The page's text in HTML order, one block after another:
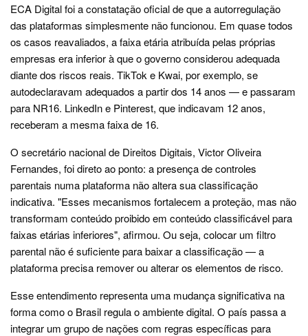
ECA Digital foi a constatação oficial de que a autorregulação
das plataformas simplesmente não funcionou. Em quase todos
os casos reavaliados, a faixa etária atribuída pelas próprias
empresas era inferior à que o governo considerou adequada
diante dos riscos reais. TikTok e Kwai, por exemplo, se
autodeclaravam adequados a partir dos 14 anos — e passaram
para NR16. LinkedIn e Pinterest, que indicavam 12 anos,
receberam a mesma faixa de 16.
O secretário nacional de Direitos Digitais, Victor Oliveira
Fernandes, foi direto ao ponto: a presença de controles
parentais numa plataforma não altera sua classificação
indicativa. "Esses mecanismos fortalecem a proteção, mas não
transformam conteúdo proibido em conteúdo classificável para
faixas etárias inferiores", afirmou. Ou seja, colocar um filtro
parental não é suficiente para baixar a classificação — a
plataforma precisa remover ou alterar os elementos de risco.
Esse entendimento representa uma mudança significativa na
forma como o Brasil regula o ambiente digital. O país passa a
integrar um grupo de nações com regras específicas para